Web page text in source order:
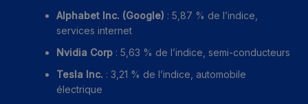
Alphabet Inc. (Google) : 5,87 % de l’indice,
services internet
Nvidia Corp : 5,63 % de l’indice, semi-conducteurs
Tesla Inc. : 3,21 % de l’indice, automobile
électrique